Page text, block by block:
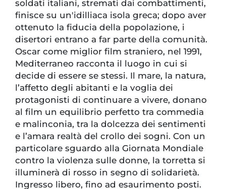
soldati italiani, stremati dai combattimenti,
finisce su un'idilliaca isola greca; dopo aver
ottenuto la fiducia della popolazione, i
disertori entrano a far parte della comunità.
Oscar come miglior film straniero, nel 1991,
Mediterraneo racconta il luogo in cui si
decide di essere se stessi. Il mare, la natura,
l’affetto degli abitanti e la voglia dei
protagonisti di continuare a vivere, donano
al film un equilibrio perfetto tra commedia
e malinconia, tra la dolcezza dei sentimenti
e l’amara realtà del crollo dei sogni. Con un
particolare sguardo alla Giornata Mondiale
contro la violenza sulle donne, la torretta si
illuminerà di rosso in segno di solidarietà.
Ingresso libero, fino ad esaurimento posti.